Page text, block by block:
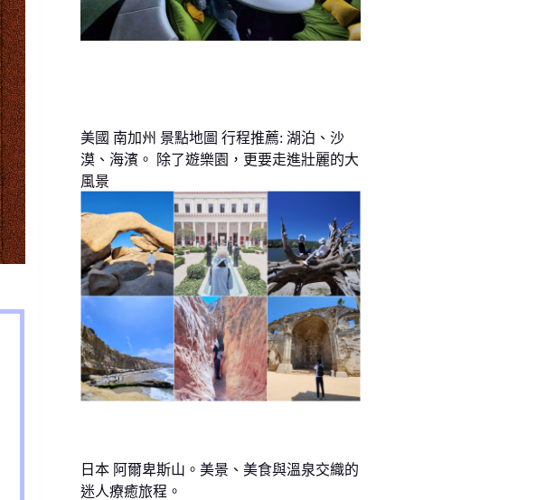
美國 南加州 景點地圖 行程推薦: 湖泊、沙
漠、海濱。 除了遊樂園，更要走進壯麗的大
風景
日本 阿爾卑斯山。美景、美食與溫泉交織的
迷人療癒旅程。